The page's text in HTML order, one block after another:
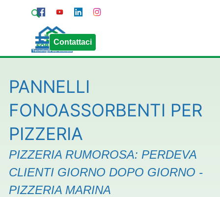
Salta menù
Pagina Contatti
Chiama Sorgedil
Contattaci
PANNELLI
FONOASSORBENTI PER
PIZZERIA
PIZZERIA RUMOROSA: PERDEVA
CLIENTI GIORNO DOPO GIORNO -
PIZZERIA MARINA